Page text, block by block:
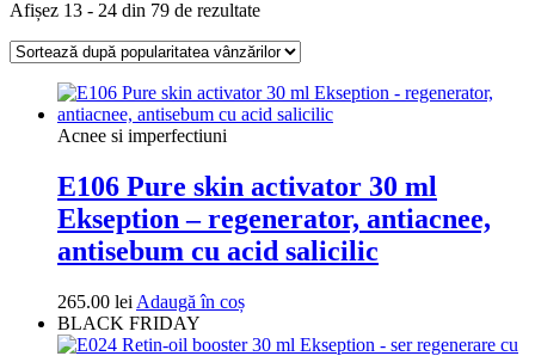
Afișez 13 - 24 din 79 de rezultateSortat
popularitate
Acnee si imperfectiuni
E106 Pure skin activator 30 ml
Ekseption – regenerator, antiacnee,
antisebum cu acid salicilic
265.00 lei Adaugă în coș
BLACK FRIDAY